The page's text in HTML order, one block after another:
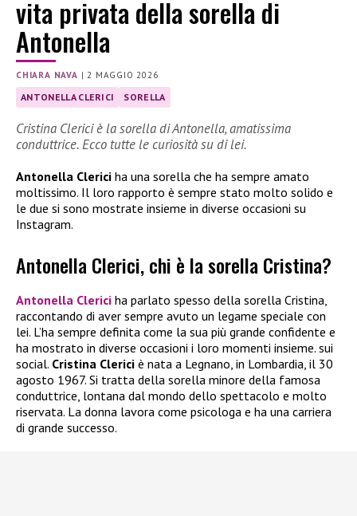
vita privata della sorella di
Antonella
CHIARA NAVA | 2 MAGGIO 2026
ANTONELLA CLERICI SORELLA
Cristina Clerici è la sorella di Antonella, amatissima
conduttrice. Ecco tutte le curiosità su di lei.
Antonella Clerici ha una sorella che ha sempre amato
moltissimo. Il loro rapporto è sempre stato molto solido e
le due si sono mostrate insieme in diverse occasioni su
Instagram.
Antonella Clerici, chi è la sorella Cristina?
Antonella Clerici ha parlato spesso della sorella Cristina,
raccontando di aver sempre avuto un legame speciale con
lei. L’ha sempre definita come la sua più grande confidente e
ha mostrato in diverse occasioni i loro momenti insieme. sui
social. Cristina Clerici è nata a Legnano, in Lombardia, il 30
agosto 1967. Si tratta della sorella minore della famosa
conduttrice, lontana dal mondo dello spettacolo e molto
riservata. La donna lavora come psicologa e ha una carriera
di grande successo.